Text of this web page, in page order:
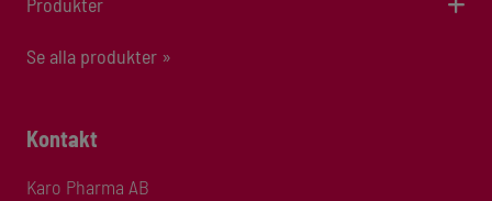
Se alla produkter »
Kontakt
Karo Pharma AB